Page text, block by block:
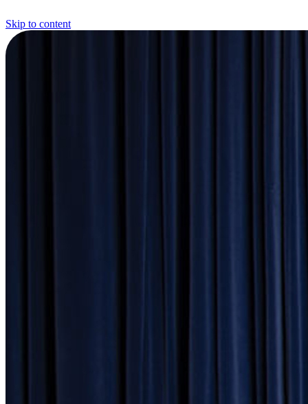
Skip to content